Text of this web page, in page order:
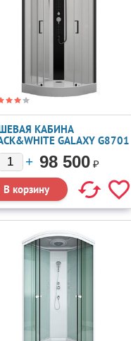
КАБИНА
GALAXY G8701
98 500 ₽